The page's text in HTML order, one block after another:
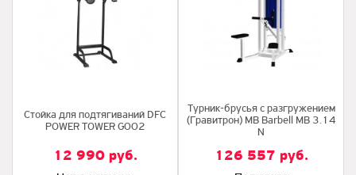
Стойка для подтягиваний DFC
POWER TOWER G002
12 990руб.
Турник-брусья с разгружением
(Гравитрон) MB Barbell MB 3.14
N
126 557 руб.